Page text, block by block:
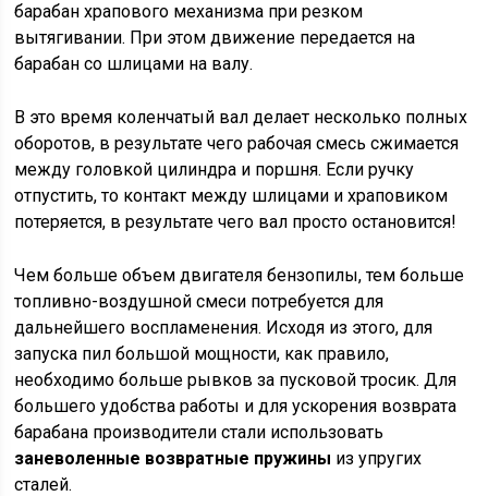
барабан храпового механизма при резком
вытягивании. При этом движение передается на
барабан со шлицами на валу.
В это время коленчатый вал делает несколько полных
оборотов, в результате чего рабочая смесь сжимается
между головкой цилиндра и поршня. Если ручку
отпустить, то контакт между шлицами и храповиком
потеряется, в результате чего вал просто остановится!
Чем больше объем двигателя бензопилы, тем больше
топливно-воздушной смеси потребуется для
дальнейшего воспламенения. Исходя из этого, для
запуска пил большой мощности, как правило,
необходимо больше рывков за пусковой тросик. Для
большего удобства работы и для ускорения возврата
барабана производители стали использовать
заневоленные возвратные пружины из упругих
сталей.